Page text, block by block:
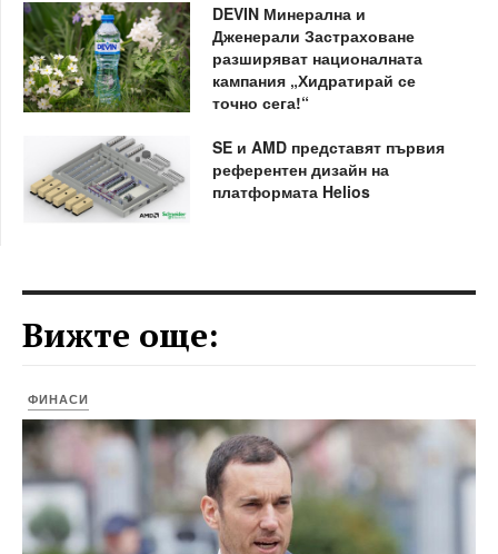
DEVIN Минерална и
Дженерали Застраховане
разширяват националната
кампания „Хидратирай се
точно сега!“
SE и AMD представят първия
референтен дизайн на
платформата Helios
Вижте още:
ФИНАСИ